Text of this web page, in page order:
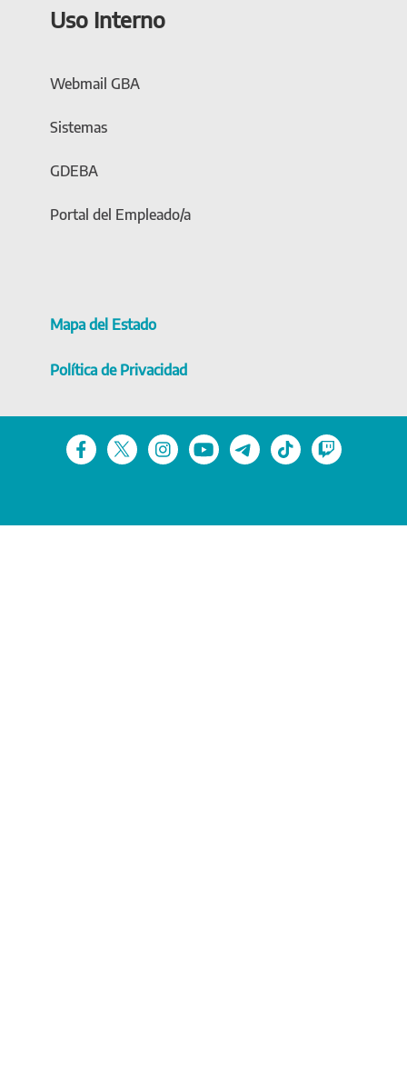
Uso Interno
Webmail GBA
Sistemas
GDEBA
Portal del Empleado/a
Mapa del Estado
Política de Privacidad